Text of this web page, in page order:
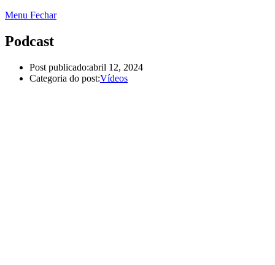
Menu Fechar
Podcast
Post publicado:abril 12, 2024
Categoria do post:Vídeos